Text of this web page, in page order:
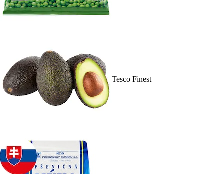
Tesco Finest